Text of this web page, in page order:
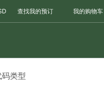
查找我的预订 我的购物车
类型